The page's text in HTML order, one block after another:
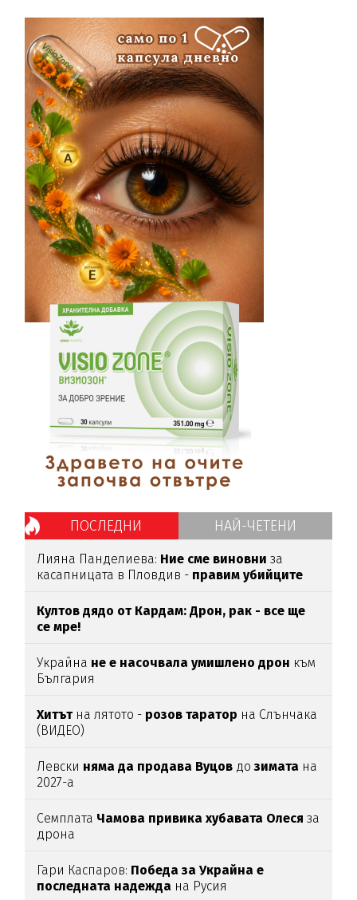
ПОСЛЕДНИ НАЙ-ЧЕТЕНИ
Лияна Панделиева: Ние сме виновниза
касапницата в Пловдив - правим убийците
Култов дядо от Кардам: Дрон, рак - все ще
се мре!
Украйна не е насочвала умишлено дрон към
България
Хитътна лятото - розов таратор на Слънчака
(ВИДЕО)
Левски няма да продава Вуцов дозимата на
2027-а
Семплата Чамова привика хубавата Олеся за
дрона
Гари Каспаров: Победа за Украйна е
последната надежда на Русия